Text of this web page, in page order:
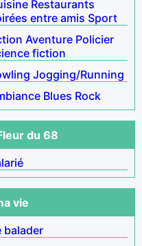
Restaurants
entre amis Sport
Aventure Policier
fiction
Jogging/Running
Blues Rock
du 68
vie
balader